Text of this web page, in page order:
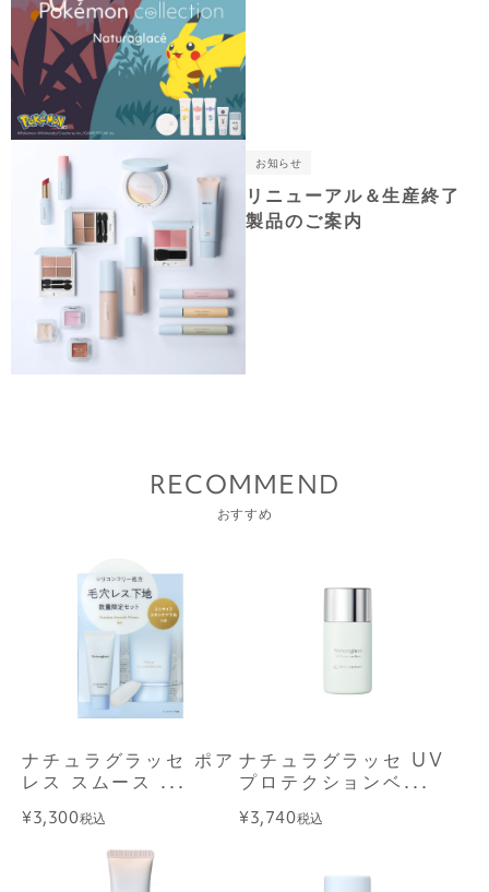
お知らせ
リニューアル＆生産終了
製品のご案内
RECOMMEND
おすすめ
ナチュラグラッセ ポア
レス スムース ...
¥3,300税込
ナチュラグラッセ UV
プロテクションベ...
¥3,740税込